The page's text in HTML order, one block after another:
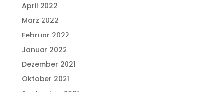
April 2022
März 2022
Februar 2022
Januar 2022
Dezember 2021
Oktober 2021